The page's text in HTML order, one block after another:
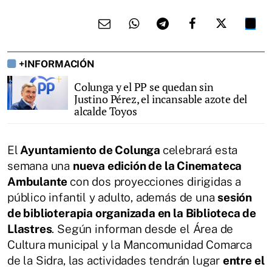
+INFORMACIÓN
Colunga y el PP se quedan sin
Justino Pérez, el incansable azote del
alcalde Toyos
El Ayuntamiento de Colunga celebrará esta
semana una nueva edición de la Cinemateca
Ambulante con dos proyecciones dirigidas a
público infantil y adulto, además de unasesión
de biblioterapia organizada en la Biblioteca de
Llastres. Según informan desde el Área de
Cultura municipal y la Mancomunidad Comarca
de la Sidra, las actividades tendrán lugar entre el